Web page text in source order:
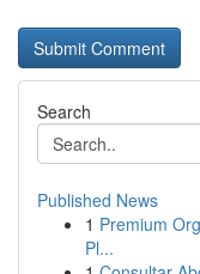
Search
Published News
1 Premium
Pl...